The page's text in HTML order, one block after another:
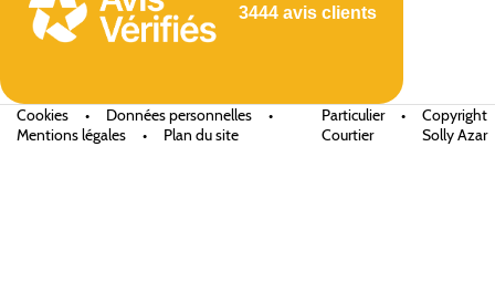
3444 avis clients
Cookies • Données personnelles
•
Mentions légales
• Plan du site
Particulier
•
Courtier
Copyright
Solly Azar